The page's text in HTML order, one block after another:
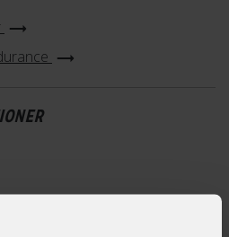
god komfort
er valgt for at sikre en god
stabilt uden at klemme eller